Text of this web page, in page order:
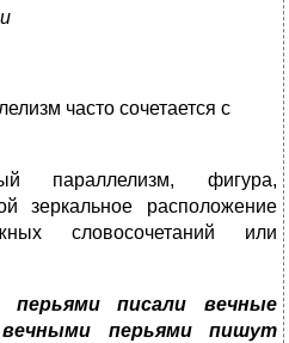
часто сочетается с
параллелизм, фигура,
зеркальное расположение
словосочетаний или
перьями писали вечные
перьями пишут